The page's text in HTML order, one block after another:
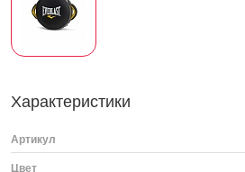
Характеристики
Артикул
Цвет